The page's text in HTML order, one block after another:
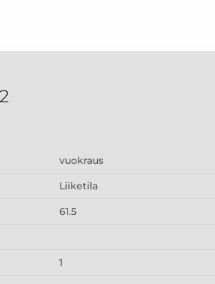
vuokraus
Liiketila
61.5
1